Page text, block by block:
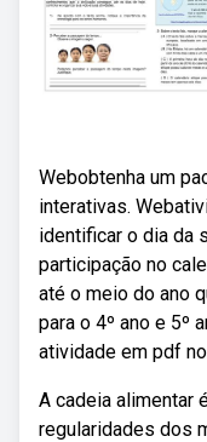
Webobtenha um
interativas.
identificar o dia da
participação no
até o meio do ano
para o 4º ano e 5º
atividade em pdf
A cadeia alimentar
regularidades dos